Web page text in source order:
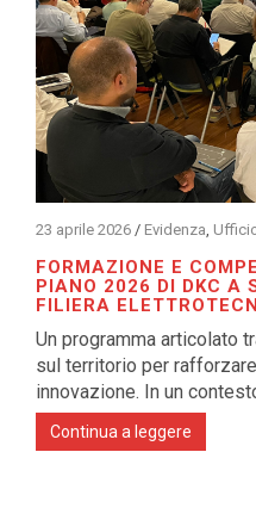
23 aprile 2026 / Evidenza,
FORMAZIONE E
PIANO 2026 DI DKC A
FILIERA
Un programma articolato
sul territorio per
innovazione. In un
Continua a leggere